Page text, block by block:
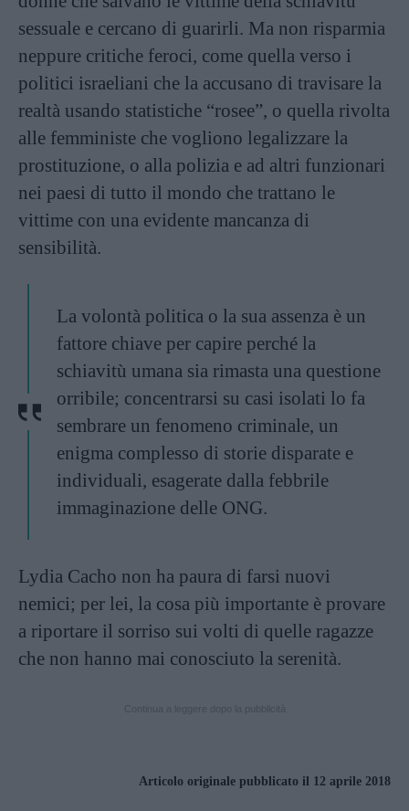
sessuale e cercano di guarirli. Ma non risparmia
neppure critiche feroci, come quella verso i
politici israeliani che la accusano di travisare la
realtà usando statistiche “rosee”, o quella rivolta
alle femministe che vogliono legalizzare la
prostituzione, o alla polizia e ad altri funzionari
nei paesi di tutto il mondo che trattano le
vittime con una evidente mancanza di
sensibilità.
La volontà politica o la sua assenza è un
fattore chiave per capire perché la
schiavitù umana sia rimasta una questione
orribile; concentrarsi su casi isolati lo fa
sembrare un fenomeno criminale, un
enigma complesso di storie disparate e
individuali, esagerate dalla febbrile
immaginazione delle ONG.
Lydia Cacho non ha paura di farsi nuovi
nemici; per lei, la cosa più importante è provare
a riportare il sorriso sui volti di quelle ragazze
che non hanno mai conosciuto la serenità.
Articolo originale pubblicato il 12 aprile 2018